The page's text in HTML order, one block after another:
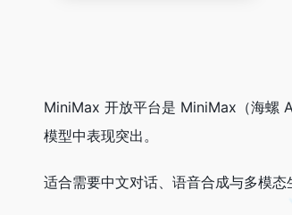
MiniMax 开放平台是 MiniMax（海螺
模型中表现突出。
适合需要中文对话、语音合成与多模态